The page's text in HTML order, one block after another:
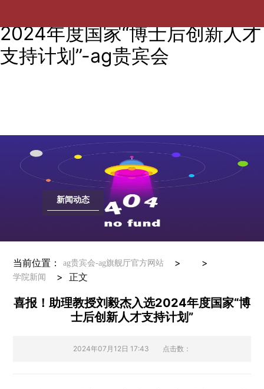
2024年度国家“博士后创新人才
支持计划”-ag贵宾会
新闻动态
当前位置： ag贵宾会-ag旗舰厅官方网站 > >
学院新闻 > 正文
喜报！助理教授刘毅杰入选2024年度国家“博
士后创新人才支持计划”
2024年07月12日 17:43 点击数：